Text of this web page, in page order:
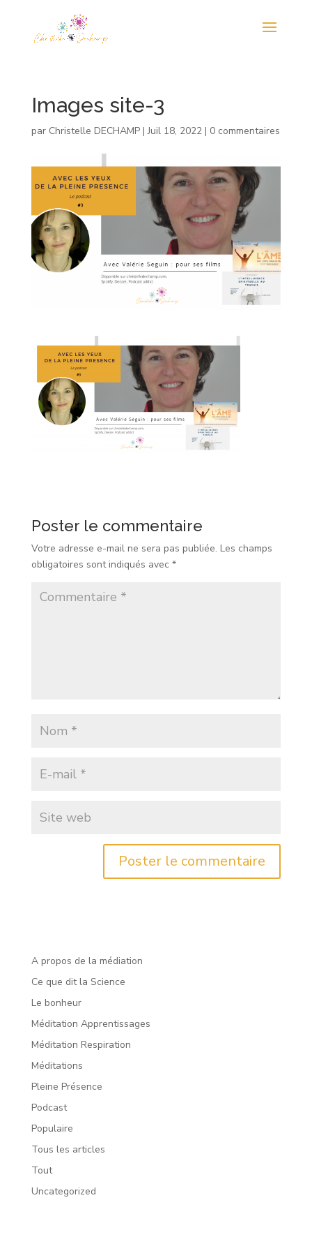
Images site-3
par Christelle DECHAMP|Juil 18, 2022| 0 commentaires
Poster le commentaire
Votre adresse e-mail ne sera pas publiée. Les champs
obligatoires sont indiqués avec *
A propos de la médiation
Ce que dit la Science
Le bonheur
Méditation Apprentissages
Méditation Respiration
Méditations
Pleine Présence
Podcast
Populaire
Tous les articles
Tout
Uncategorized